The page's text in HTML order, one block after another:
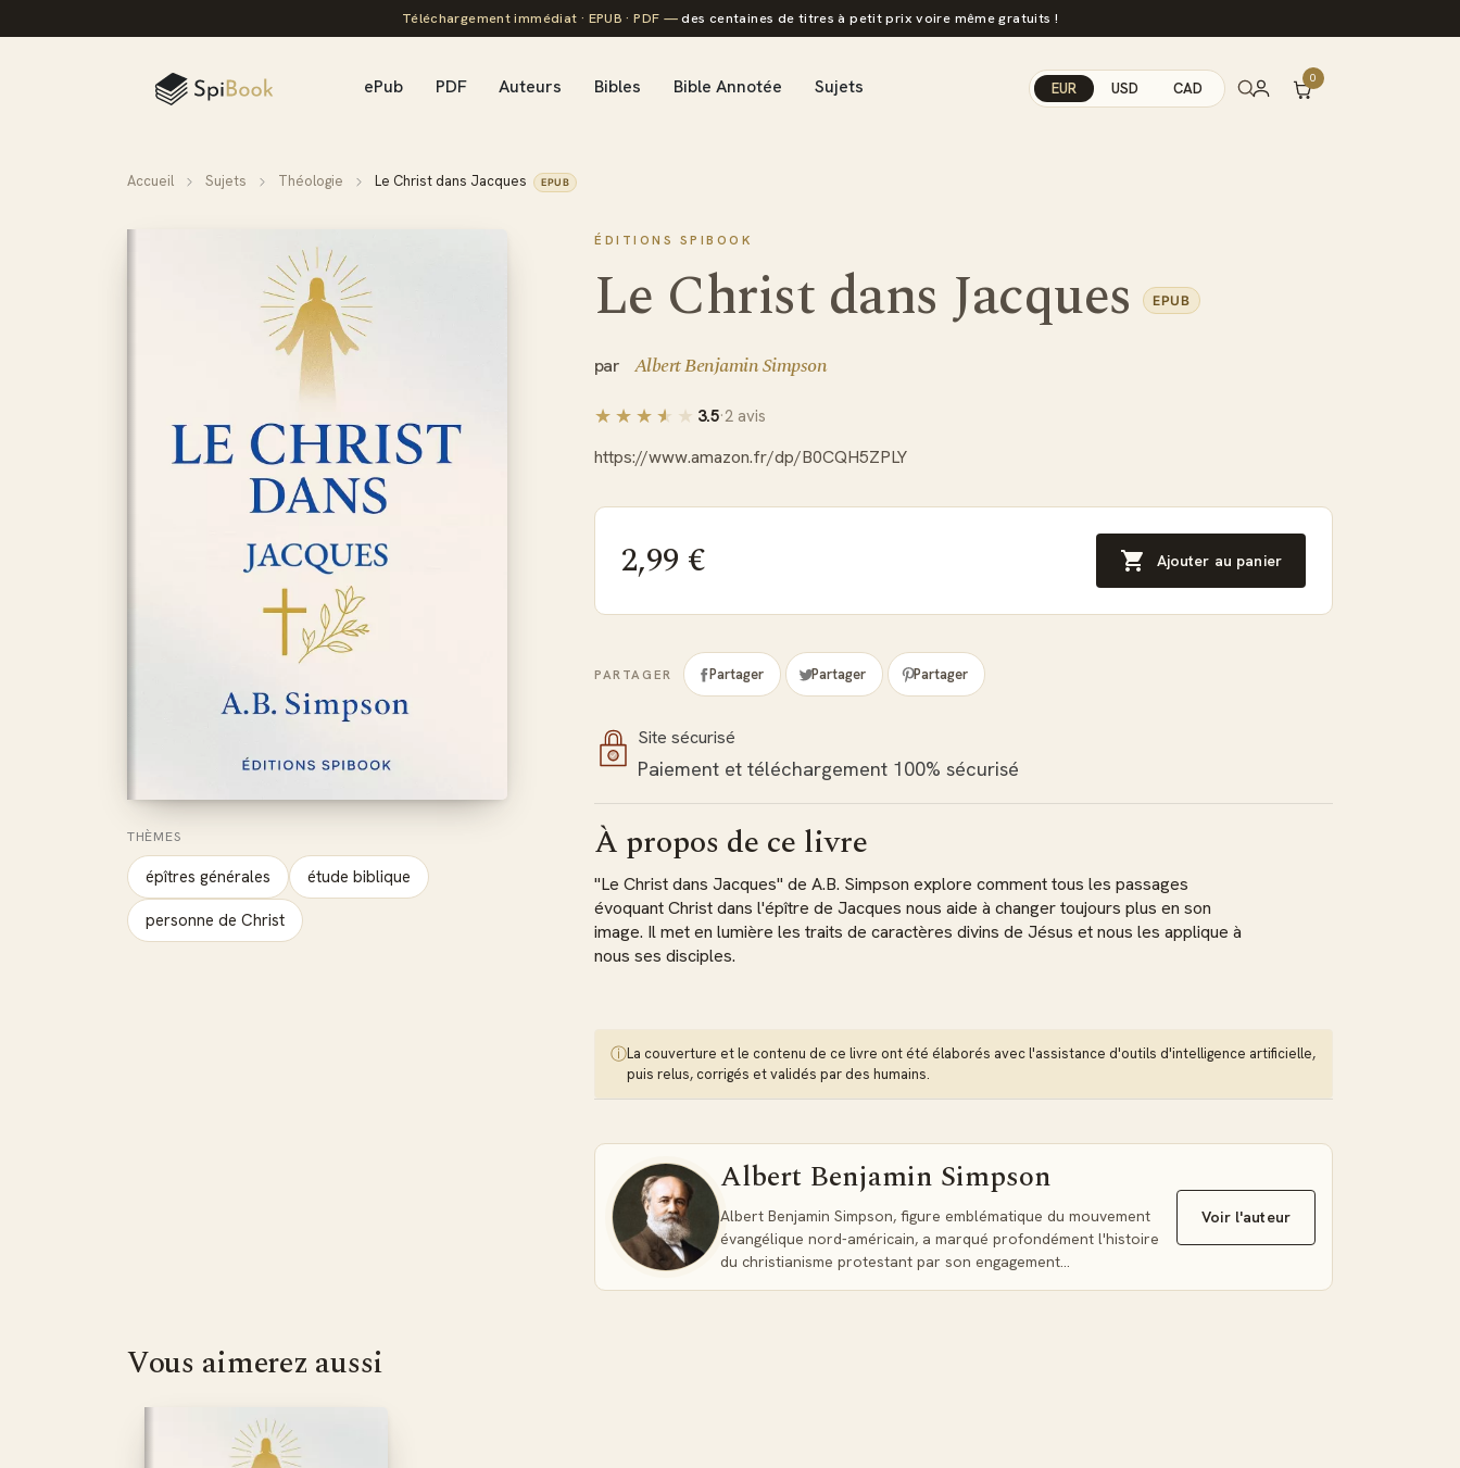
Téléchargement immédiat · EPUB · PDF —des centaines de titres à petit prix voire même gratuits !
ePub PDF Auteurs Bibles Bible Annotée Sujets EUR USD CAD
0
Accueil Sujets Théologie Le Christ dans Jacques EPUB
THÈMES
épîtres générales
étude biblique
personne de Christ
ÉDITIONS SPIBOOK
Le Christ dans Jacques EPUB
Albert Benjamin Simpson
3.5·2 avis
https://www.amazon.fr/dp/B0CQH5ZPLY
2,99 €  Ajouter au panier
PARTAGER Partager Partager Partager
Site sécurisé
Paiement et téléchargement 100% sécurisé
À propos de ce livre
"Le Christ dans Jacques" de A.B. Simpson explore comment tous les passages
évoquant Christ dans l'épître de Jacques nous aide à changer toujours plus en son
image. Il met en lumière les traits de caractères divins de Jésus et nous les applique à
nous ses disciples.
ⓘLa couverture et le contenu de ce livre ont été élaborés avec l'assistance d'outils d'intelligence artificielle,
puis relus, corrigés et validés par des humains.
Albert Benjamin Simpson
Albert Benjamin Simpson, figure emblématique du mouvement
évangélique nord-américain, a marqué profondément l'histoire
du christianisme protestant par son engagement…
Voir l'auteur
Vous aimerez aussi